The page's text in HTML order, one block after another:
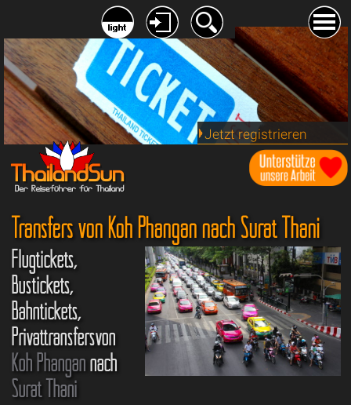
Jetzt registrieren
Transfers von Koh Phangan nach Surat Thani
Flugtickets,
Bustickets,
Bahntickets,
Privattransfersvon
Koh Phangannach
Surat Thani